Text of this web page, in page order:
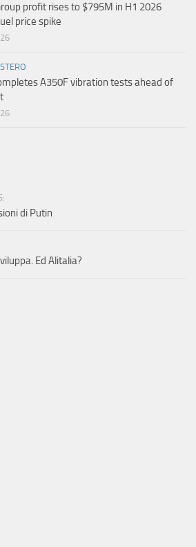
profit rises to $795M in H1 2026
price spike
A350F vibration tests ahead of
di Putin
Ed Alitalia?